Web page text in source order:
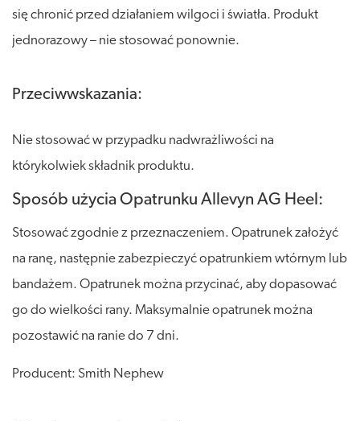
się chronić przed działaniem wilgoci i światła. Produkt
jednorazowy – nie stosować ponownie.
Przeciwwskazania:
Nie stosować w przypadku nadwrażliwości na
którykolwiek składnik produktu.
Sposób użycia Opatrunku Allevyn AG Heel:
Stosować zgodnie z przeznaczeniem. Opatrunek założyć
na ranę, następnie zabezpieczyć opatrunkiem wtórnym lub
bandażem. Opatrunek można przycinać, aby dopasować
go do wielkości rany. Maksymalnie opatrunek można
pozostawić na ranie do 7 dni.
Producent: Smith Nephew